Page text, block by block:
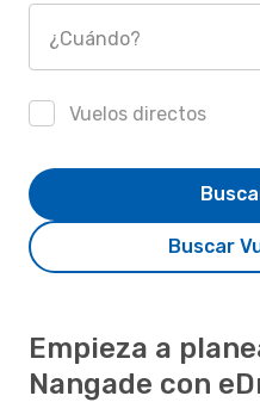
¿Cuándo?
Vuelos directos
Buscar
Empieza a
Nangade con